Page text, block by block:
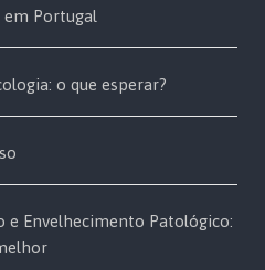
Portugal
o que esperar?
Envelhecimento Patológico: